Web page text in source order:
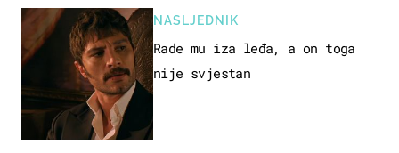
NASLJEDNIK
Rade mu iza leđa, a on toga
nije svjestan